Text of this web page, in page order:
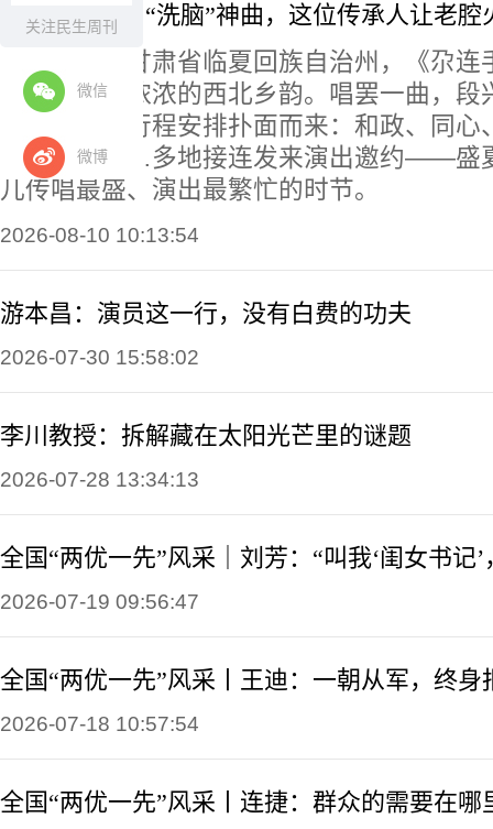
关注民生周刊
微信
微博
西北花儿唱出“洗脑”神曲，这位传承人让老腔
段兴华来自甘肃省临夏回族自治州，《尕
自唱，带着浓浓的西北乡韵。唱罢一曲，
密密麻麻的行程安排扑面而来：和政、同
川、固原……多地接连发来演出邀约——盛
儿传唱最盛、演出最繁忙的时节。
2026-08-10 10:13:54
游本昌：演员这一行，没有白费的功夫
2026-07-30 15:58:02
李川教授：拆解藏在太阳光芒里的谜题
2026-07-28 13:34:13
全国“两优一先”风采｜刘芳：“叫我‘闺女书记’
2026-07-19 09:56:47
全国“两优一先”风采丨王迪：一朝从军，终身
2026-07-18 10:57:54
全国“两优一先”风采丨连捷：群众的需要在哪